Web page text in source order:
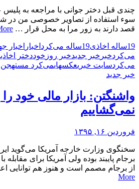
چندی قبل دختر جوانی با مراجعه به پلیس
سوء استفاده از تصاویر خصوصی من در
قصد دارند به زور مرا به محل قرار …
19ساله اخاذی 19ساله می‌کرد اخبار اخبار
می‌کردخبر خبر جدیدخبر روز خوددختر اخاذی
می‌کردسایت خبریعکسهایمی‌کرد مستهجن
خبر جدید
واشنگتن: بازار مالی‌ خود
نمی‌گشاییم
فروردین ۱۶, ۱۳۹۵
سخنگوی وزارت خارجه آمریکا می‌گوید
برجام پایبند بوده ولی آمریکا برای
از برجام مصمم است و هنوز هم توانایی
More